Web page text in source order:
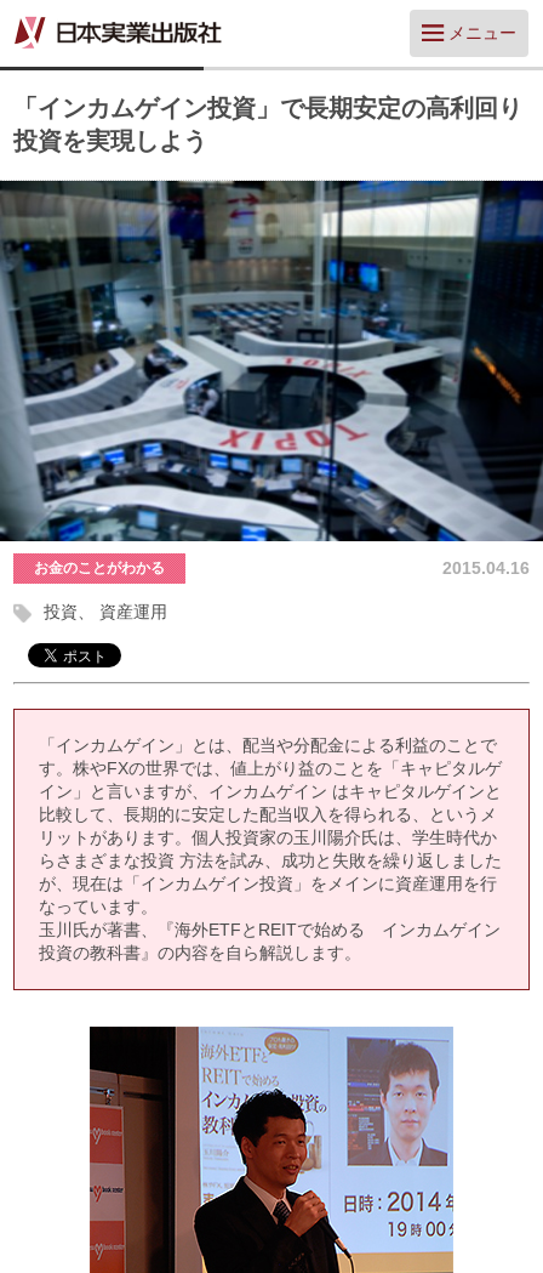
メニュー
「インカムゲイン投資」で長期安定の高利回り
投資を実現しよう
2015.04.16
お金のことがわかる
投資 資産運用
「インカムゲイン」とは、配当や分配金による利益のことで
す。株やFXの世界では、値上がり益のことを「キャピタルゲ
イン」と言いますが、インカムゲイン はキャピタルゲインと
比較して、長期的に安定した配当収入を得られる、というメ
リットがあります。個人投資家の玉川陽介氏は、学生時代か
らさまざまな投資 方法を試み、成功と失敗を繰り返しました
が、現在は「インカムゲイン投資」をメインに資産運用を行
なっています。
玉川氏が著書、『海外ETFとREITで始める インカムゲイン
投資の教科書』の内容を自ら解説します。